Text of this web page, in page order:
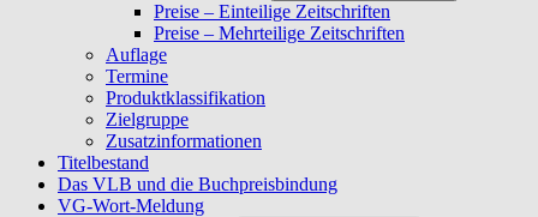
Preise – Einteilige Zeitschriften
Preise – Mehrteilige Zeitschriften
Auflage
Termine
Produktklassifikation
Zielgruppe
Zusatzinformationen
Titelbestand
Das VLB und die Buchpreisbindung
VG-Wort-Meldung